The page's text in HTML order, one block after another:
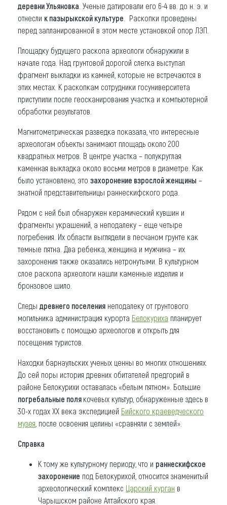
деревни Ульяновка . Ученые датировали его 6-4 вв. до н. э. и
отнесли к пазырыкской культуре . Раскопки проведены
перед запланированной в этом месте установкой опор ЛЭП.
Площадку будущего раскопа археологи обнаружили в
начале года. Над грунтовой дорогой слегка выступал
фрагмент выкладки из камней, которые не встречаются в
этих местах. К раскопкам сотрудники госуниверситета
приступили после геосканирования участка и компьютерной
обработки результатов.
Магнитометрическая разведка показала, что интересные
археологам объекты занимают площадь около 200
квадратных метров. В центре участка – полукруглая
каменная выкладка около восьми метров в диаметре. Как
было установлено, это захоронение взрослой женщины –
знатной представительницы раннескифского рода.
Рядом с ней был обнаружен керамический кувшин и
фрагменты украшений, а неподалеку – еще четыре
погребения. Их области выглядели в песчаном грунте как
темные пятна. Два ребенка, женщина и мужчина – их
захоронения также оказались нетронутыми. В культурном
слое раскопа археологи нашли каменные изделия и
бронзовое шило.
Следы древнего поселения неподалеку от грунтового
могильника администрация курорта Белокуриха планирует
восстановить с помощью археологов и открыть для
посещения туристов.
Находки барнаульских ученых ценны во многих отношениях.
До сей поры история древних обитателей предгорий в
районе Белокурихи оставалась «белым пятном». Большие
погребальные поля кочевых культур, обнаруженные здесь в
30-х годах ХХ века экспедицией Бийского краеведческого
музея , после освоения целины «сравняли с землей».
Справка
К тому же культурному периоду, что и раннескифское
захоронение под Белокурихой, относится знаменитый
археологический комплекс Царский курган в
Чарышском районе Алтайского края.